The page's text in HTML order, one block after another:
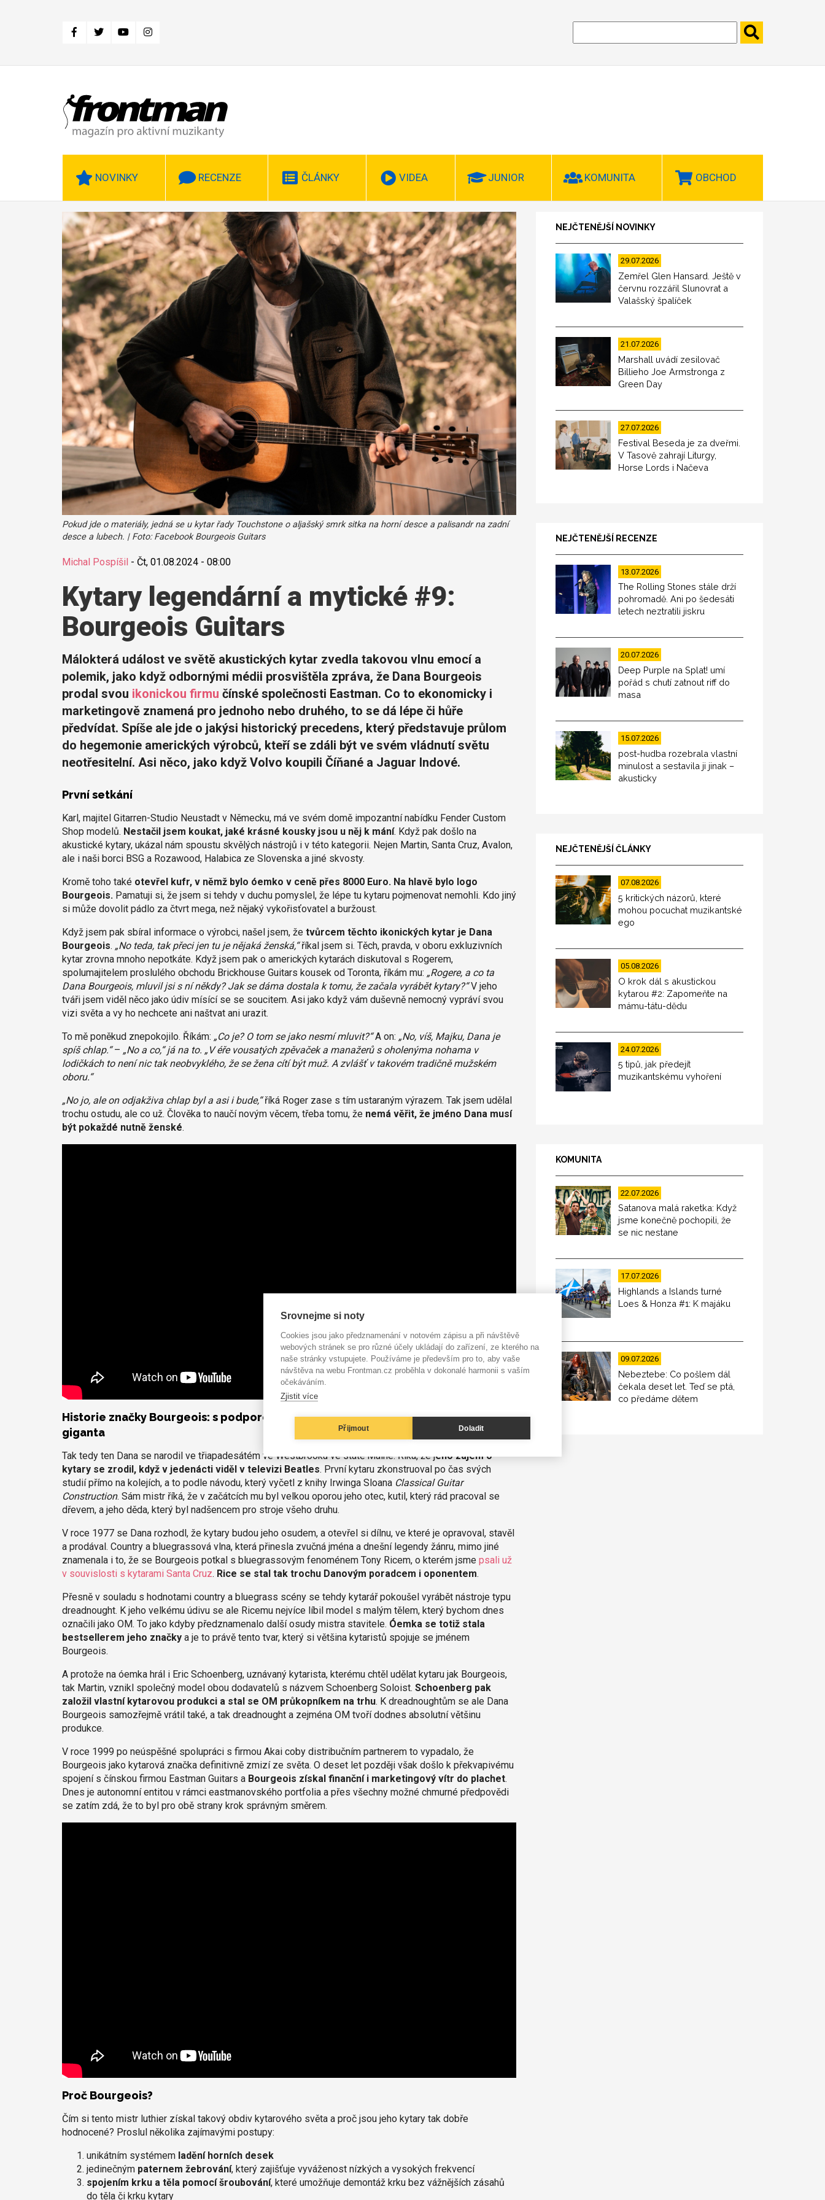
NOVINKY RECENZE ČLÁNKY VIDEA JUNIOR KOMUNITA OBCHOD
Pokud jde o materiály, jedná se u kytar řady Touchstone o aljašský smrk sitka na horní desce a palisandr na zadní
desce a lubech. | Foto: Facebook Bourgeois Guitars
Michal Pospíšil - Čt, 01.08.2024 - 08:00
Kytary legendární a mytické #9:
Bourgeois Guitars
Málokterá událost ve světě akustických kytar zvedla takovou vlnu emocí a
polemik, jako když odbornými médii prosvištěla zpráva, že Dana Bourgeois
prodal svou ikonickou firmu čínské společnosti Eastman. Co to ekonomicky i
marketingově znamená pro jednoho nebo druhého, to se dá lépe či hůře
předvídat. Spíše ale jde o jakýsi historický precedens, který představuje průlom
do hegemonie amerických výrobců, kteří se zdáli být ve svém vládnutí světu
neotřesitelní. Asi něco, jako když Volvo koupili Číňané a Jaguar Indové.
První setkání
Karl, majitel Gitarren-Studio Neustadt v Německu, má ve svém domě impozantní nabídku Fender Custom
Shop modelů. Nestačil jsem koukat, jaké krásné kousky jsou u něj k mání. Když pak došlo na
akustické kytary, ukázal nám spoustu skvělých nástrojů i v této kategorii. Nejen Martin, Santa Cruz, Avalon,
ale i naši borci BSG a Rozawood, Halabica ze Slovenska a jiné skvosty.
Kromě toho také otevřel kufr, v němž bylo óemko v ceně přes 8000 Euro. Na hlavě bylo logo
Bourgeois. Pamatuji si, že jsem si tehdy v duchu pomyslel, že lépe tu kytaru pojmenovat nemohli. Kdo jiný
si může dovolit pádlo za čtvrt mega, než nějaký vykořisťovatel a buržoust.
Když jsem pak sbíral informace o výrobci, našel jsem, že tvůrcem těchto ikonických kytar je Dana
Bourgeois. „No teda, tak přeci jen tu je nějaká ženská,“říkal jsem si. Těch, pravda, v oboru exkluzivních
kytar zrovna mnoho nepotkáte. Když jsem pak o amerických kytarách diskutoval s Rogerem,
spolumajitelem proslulého obchodu Brickhouse Guitars kousek od Toronta, říkám mu: „Rogere, a co ta
Dana Bourgeois, mluvil jsi s ní někdy? Jak se dáma dostala k tomu, že začala vyrábět kytary?“V jeho
tváři jsem viděl něco jako údiv mísící se se soucitem. Asi jako když vám duševně nemocný vypráví svou
vizi světa a vy ho nechcete ani naštvat ani urazit.
To mě poněkud znepokojilo. Říkám: „Co je? O tom se jako nesmí mluvit?“A on: „No, víš, Majku, Dana je
spíš chlap.“– „No a co,“ já na to. „V éře vousatých zpěvaček a manažerů s oholenýma nohama v
lodičkách to není nic tak neobvyklého, že se žena cítí být muž. A zvlášť v takovém tradičně mužském
oboru.“
„No jo, ale on odjakživa chlap byl a asi i bude,“říká Roger zase s tím ustaraným výrazem. Tak jsem udělal
trochu ostudu, ale co už. Člověka to naučí novým věcem, třeba tomu, že nemá věřit, že jméno Dana musí
být pokaždé nutně ženské.
Historie značky Bourgeois: s podporou táty kutila, ostřílených hráčů i asijského
giganta
Tak tedy ten Dana se narodil ve třiapadesátém ve Westbrooku ve státě Maine. Říká, že jeho zájem o
kytary se zrodil, když v jedenácti viděl v televizi Beatles. První kytaru zkonstruoval po čas svých
studií přímo na kolejích, a to podle návodu, který vyčetl z knihy Irwinga Sloana Classical Guitar
Construction. Sám mistr říká, že v začátcích mu byl velkou oporou jeho otec, kutil, který rád pracoval se
dřevem, a jeho děda, který byl nadšencem pro stroje všeho druhu.
V roce 1977 se Dana rozhodl, že kytary budou jeho osudem, a otevřel si dílnu, ve které je opravoval, stavěl
a prodával. Country a bluegrassová vlna, která přinesla zvučná jména a dnešní legendy žánru, mimo jiné
znamenala i to, že se Bourgeois potkal s bluegrassovým fenoménem Tony Ricem, o kterém jsme psali už
v souvislosti s kytarami Santa Cruz. Rice se stal tak trochu Danovým poradcem i oponentem.
Přesně v souladu s hodnotami country a bluegrass scény se tehdy kytarář pokoušel vyrábět nástroje typu
dreadnought. K jeho velkému údivu se ale Ricemu nejvíce líbil model s malým tělem, který bychom dnes
označili jako OM. To jako kdyby předznamenalo další osudy mistra stavitele. Óemka se totiž stala
bestsellerem jeho značkya je to právě tento tvar, který si většina kytaristů spojuje se jménem
Bourgeois.
A protože na óemka hrál i Eric Schoenberg, uznávaný kytarista, kterému chtěl udělat kytaru jak Bourgeois,
tak Martin, vznikl společný model obou dodavatelů s názvem Schoenberg Soloist. Schoenberg pak
založil vlastní kytarovou produkci a stal se OM průkopníkem na trhu. K dreadnoughtům se ale Dana
Bourgeois samozřejmě vrátil také, a tak dreadnought a zejména OM tvoří dodnes absolutní většinu
produkce.
V roce 1999 po neúspěšné spolupráci s firmou Akai coby distribučním partnerem to vypadalo, že
Bourgeois jako kytarová značka definitivně zmizí ze světa. O deset let později však došlo k překvapivému
spojení s čínskou firmou Eastman Guitars a Bourgeois získal finanční i marketingový vítr do plachet.
Dnes je autonomní entitou v rámci eastmanovského portfolia a přes všechny možné chmurné předpovědi
se zatím zdá, že to byl pro obě strany krok správným směrem.
Proč Bourgeois?
Čím si tento mistr luthier získal takový obdiv kytarového světa a proč jsou jeho kytary tak dobře
hodnocené? Proslul několika zajímavými postupy:
unikátním systémem ladění horních desek
jedinečným paternem žebrování, který zajišťuje vyváženost nízkých a vysokých frekvencí
spojením krku a těla pomocí šroubování, které umožňuje demontáž krku bez vážnějších zásahů
do těla či krku kytary
NEJČTENĚJŠÍ NOVINKY
29.07.2026
Zemřel Glen Hansard. Ještě v
červnu rozzářil Slunovrat a
Valašský špalíček
21.07.2026
Marshall uvádí zesilovač
Billieho Joe Armstronga z
Green Day
27.07.2026
Festival Beseda je za dveřmi.
V Tasově zahrají Liturgy,
Horse Lords i Načeva
NEJČTENĚJŠÍ RECENZE
13.07.2026
The Rolling Stones stále drží
pohromadě. Ani po šedesáti
letech neztratili jiskru
20.07.2026
Deep Purple na Splat! umí
pořád s chutí zatnout riff do
masa
15.07.2026
post-hudba rozebrala vlastní
minulost a sestavila ji jinak –
akusticky
NEJČTENĚJŠÍ ČLÁNKY
07.08.2026
5 kritických názorů, které
mohou pocuchat muzikantské
ego
05.08.2026
O krok dál s akustickou
kytarou #2: Zapomeňte na
mámu-tátu-dědu
24.07.2026
5 tipů, jak předejít
muzikantskému vyhoření
KOMUNITA
22.07.2026
Satanova malá raketka: Když
jsme konečně pochopili, že
se nic nestane
17.07.2026
Highlands a Islands turné
Loes & Honza #1: K majáku
09.07.2026
Nebeztebe: Co pošlem dál
čekala deset let. Teď se ptá,
co předáme dětem
Srovnejme si noty
Cookies jsou jako předznamenání v notovém zápisu a při návštěvě
webových stránek se pro různé účely ukládají do zařízení, ze kterého na
naše stránky vstupujete. Používáme je především pro to, aby vaše
návštěva na webu Frontman.cz proběhla v dokonalé harmonii s vaším
očekáváním.
Zjistit více
Přijmout Doladit